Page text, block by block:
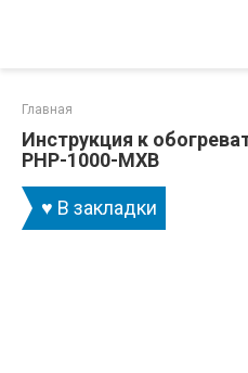
Главная
Инструкция к
PHP-1000-MXB
♥ В закладки